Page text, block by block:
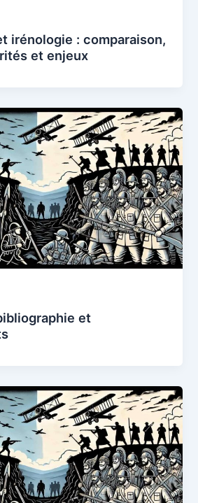
irénologie : comparaison,
et enjeux
et